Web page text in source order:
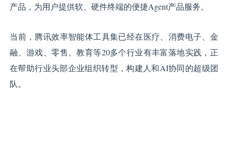
产品，为用户提供软、硬件终端的便捷Agent产品服务。
当前，腾讯效率智能体工具集已经在医疗、消费电子、金
融、游戏、零售、教育等20多个行业有丰富落地实践，正
在帮助行业头部企业组织转型，构建人和AI协同的超级团
队。